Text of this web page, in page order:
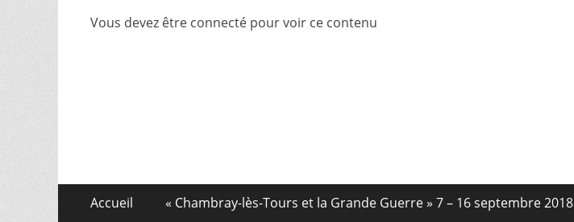
Vous devez être connecté pour voir ce contenu
Menu
Accueil « Chambray-lès-Tours et la Grande Guerre » 7 – 16 septembre 2018